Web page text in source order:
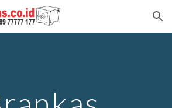
Skip to navigation